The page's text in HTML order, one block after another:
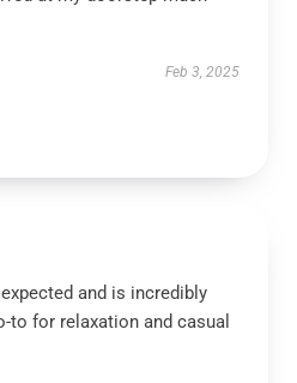
Feb 3, 2025
and is incredibly
to for relaxation and casual